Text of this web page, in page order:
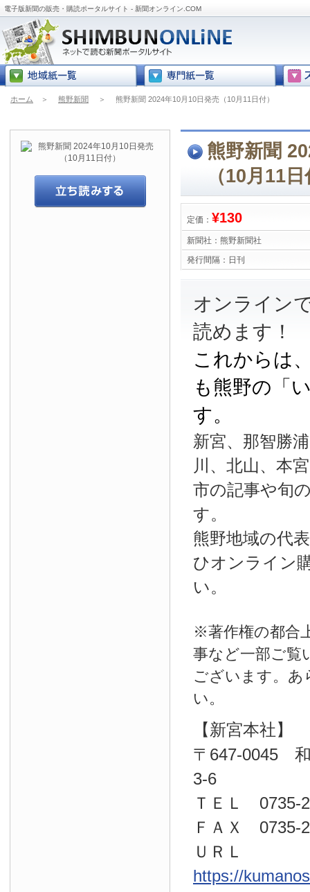
電子版新聞の販売・購読ポータルサイト - 新聞オンライン.COM
ホーム ＞ 熊野新聞 ＞ 熊野新聞 2024年10月10日発売（10月11日付）
熊野新聞
（10月11
定価： ¥130
新聞社： 熊野新聞社
発行間隔： 日刊
オンライン
読めます！
これからは
も熊野の「
す。
新宮、那智勝
川、北山、本
市の記事や旬
す。
熊野地域の代
ひオンライン
い。
※著作権の都合
事など一部ご覧
ございます。あ
い。
【新宮本社】
〒647-0045
3-6
ＴＥＬ 0735-
ＦＡＸ 0735-
ＵＲＬ
https://